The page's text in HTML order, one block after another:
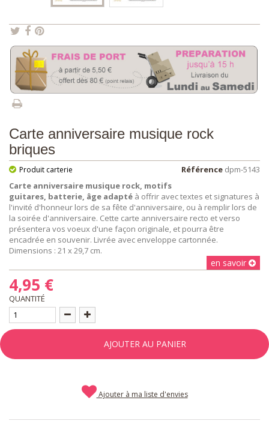
Carte anniversaire musique rock
briques
Référence dpm-5143
Produit carterie
Carte anniversaire musique rock, motifs
guitares, batterie, âge adapté à offrir avec textes et signatures à
l'invité d'honneur lors de sa fête d'anniversaire, ou à remplir lors de
la soirée d'anniversaire. Cette carte anniversaire recto et verso
présentera vos voeux d'une façon originale, et pourra être
encadrée en souvenir. Livrée avec enveloppe cartonnée.
Dimensions : 21 x 29,7 cm.
en savoir
4,95 €
QUANTITÉ
AJOUTER AU PANIER
Ajouter à ma liste d'envies